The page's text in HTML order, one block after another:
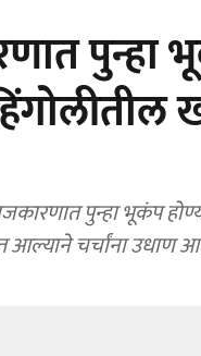
पुन्हा भूकंप
आल्याने चर्चांना